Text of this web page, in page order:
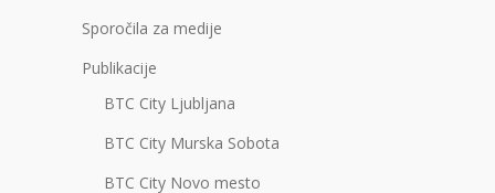
Sporočila za medije
Publikacije
BTC City Ljubljana
BTC City Murska Sobota
BTC City Novo mesto